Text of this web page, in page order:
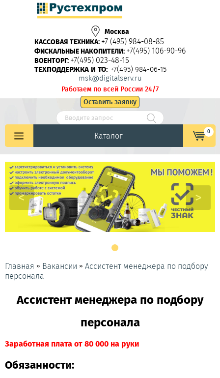
Москва
КАССОВАЯ ТЕХНИКА: +7 (495) 984-08-85
ФИСКАЛЬНЫЕ НАКОПИТЕЛИ: +7(495) 106-90-96
ВОЕНТОРГ: +7(495) 023-48-15
ТЕХПОДДЕРЖКА И ТО: +7(495) 984-06-15
msk@digitalserv.ru
Работаем по всей России 24/7
Оставить заявку
Каталог 0
< >
Главная » Вакансии » Ассистент менеджера по подбору
персонала
Ассистент менеджера по подбору
персонала
Заработная плата от 80 000 на руки
Обязанности: